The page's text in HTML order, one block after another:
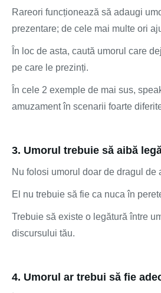
Rareori funcționează să adaugi
prezentare; de cele mai multe ori
În loc de asta, caută umorul care
pe care le prezinți.
În cele 2 exemple de mai sus,
amuzament în scenarii foarte
3. Umorul trebuie să aibă
Nu folosi umorul doar de dragul de
El nu trebuie să fie ca nuca în
Trebuie să existe o legătură între
discursului tău.
4. Umorul ar trebui să fie